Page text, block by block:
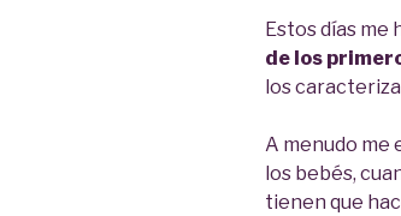
Estos días
de los
los
A menudo me
los bebés,
tienen que